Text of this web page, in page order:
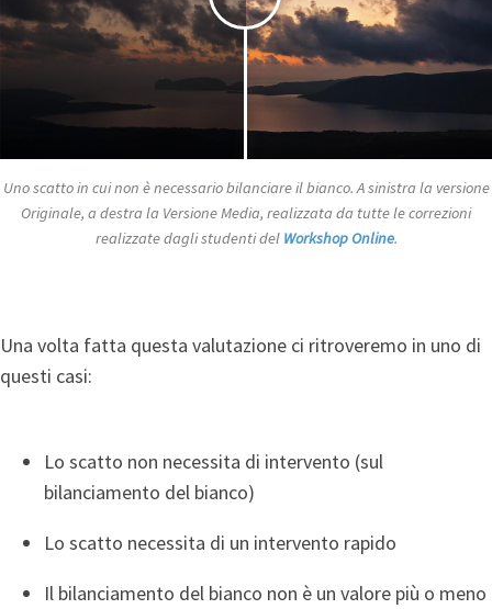
Uno scatto in cui non è necessario bilanciare il bianco. A sinistra la versione
Originale, a destra la Versione Media, realizzata da tutte le correzioni
realizzate dagli studenti del Workshop Online.
Una volta fatta questa valutazione ci ritroveremo in uno di
questi casi:
Lo scatto non necessita di intervento (sul
bilanciamento del bianco)
Lo scatto necessita di un intervento rapido
Il bilanciamento del bianco non è un valore più o meno